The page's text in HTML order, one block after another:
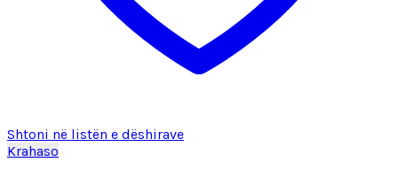
Shtoni në listën e dëshirave
Krahaso